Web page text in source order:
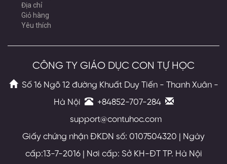
Địa chỉ
Giỏ hàng
Yêu thích
CÔNG TY GIÁO DỤC CON TỰ HỌC
Số 16 Ngõ 12 đường Khuất Duy Tiến - Thanh Xuân -
Hà Nội
+84852-707-284
support@contuhoc.com
Giấy chứng nhận ĐKDN số: 0107504320 | Ngày
cấp:13-7-2016 | Nơi cấp: Sở KH-ĐT TP. Hà Nội